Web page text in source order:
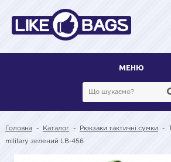
МЕНЮ
Головна - Каталог - Рюкзаки тактичні сумки -
military зелений LB-456